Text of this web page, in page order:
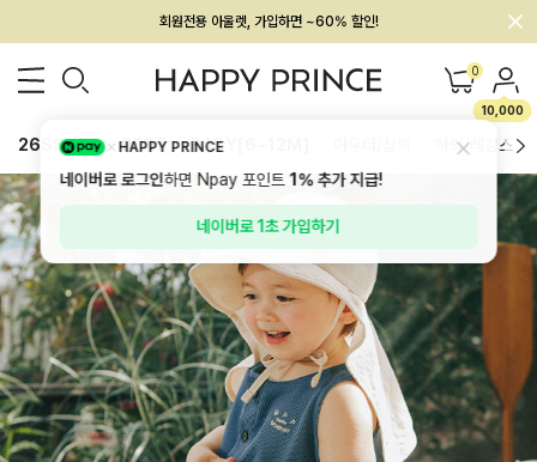
멤버십 최대 28,000원 혜택
0
10,000
26SS 신상 BEST BABY[6~12M] 하의/레깅스
HAPPY PRINCE
네이버로 로그인하면 Npay 포인트1%추가 지급!
네이버로 1초 가입하기